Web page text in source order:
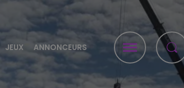
JEUX ANNONCEURS